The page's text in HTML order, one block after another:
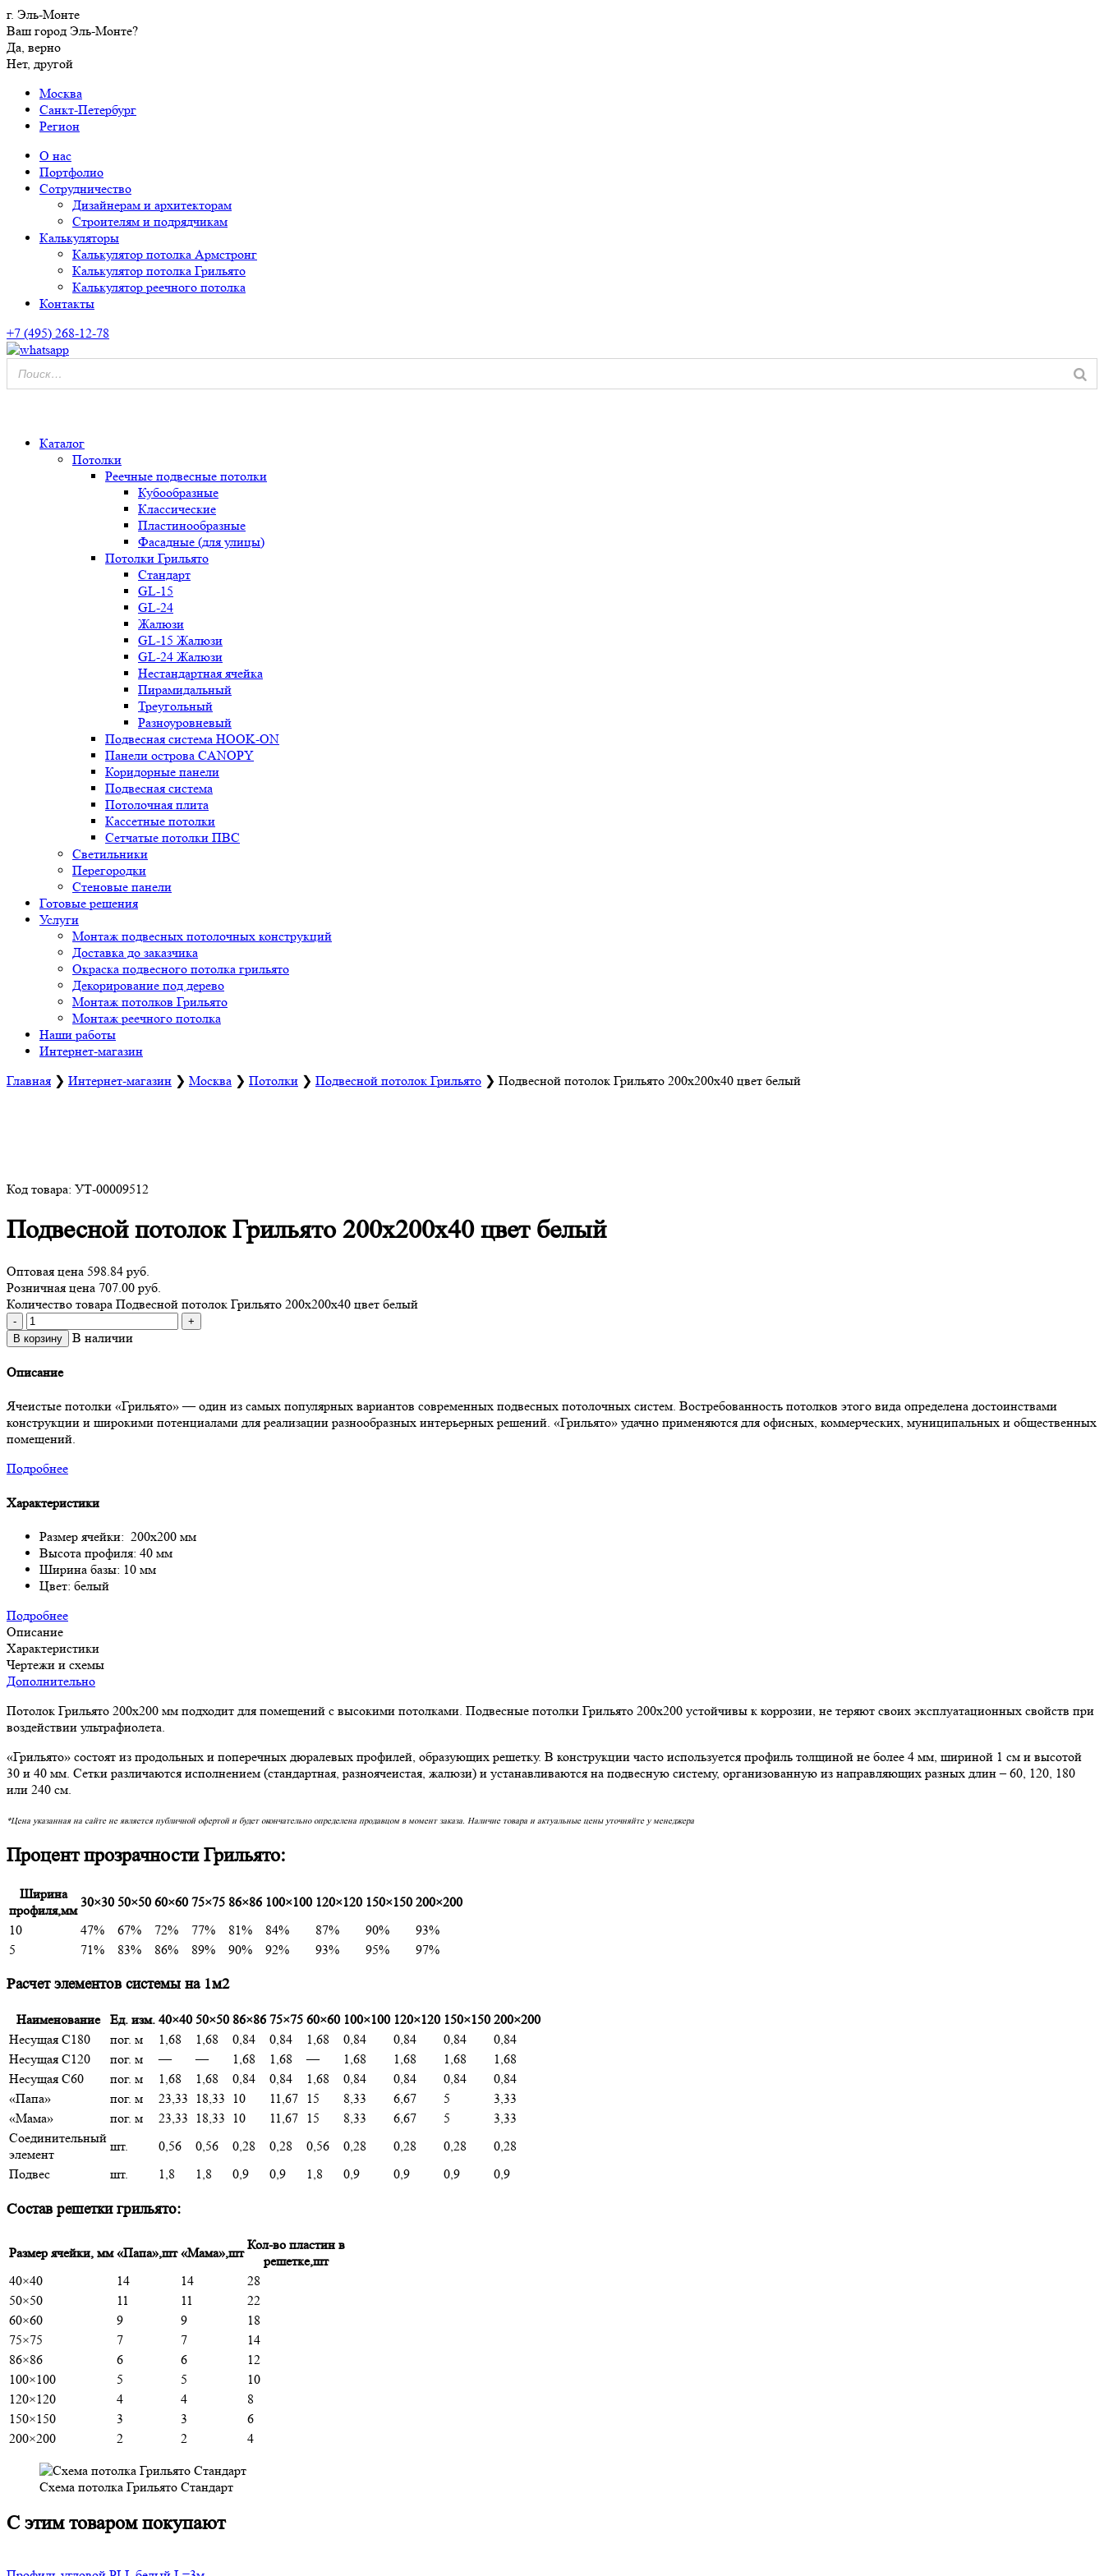
г. Эль-Монте
Ваш город Эль-Монте?
Да, верно
Нет, другой
Москва
Санкт-Петербург
Регион
О нас
Портфолио
Сотрудничество
Дизайнерам и архитекторам
Строителям и подрядчикам
Калькуляторы
Калькулятор потолка Армстронг
Калькулятор потолка Грильято
Калькулятор реечного потолка
Контакты
+7 (495) 268-12-78
Каталог
Потолки
Реечные подвесные потолки
Кубообразные
Классические
Пластинообразные
Фасадные (для улицы)
Потолки Грильято
Стандарт
GL-15
GL-24
Жалюзи
GL-15 Жалюзи
GL-24 Жалюзи
Нестандартная ячейка
Пирамидальный
Треугольный
Разноуровневый
Подвесная система HOOK-ON
Панели острова CANOPY
Коридорные панели
Подвесная система
Потолочная плита
Кассетные потолки
Сетчатые потолки ПВС
Светильники
Перегородки
Стеновые панели
Готовые решения
Услуги
Монтаж подвесных потолочных конструкций
Доставка до заказчика
Окраска подвесного потолка грильято
Декорирование под дерево
Монтаж потолков Грильято
Монтаж реечного потолка
Наши работы
Интернет-магазин
Главная ❯ Интернет-магазин ❯ Москва ❯ Потолки ❯ Подвесной потолок Грильято ❯ Подвесной потолок Грильято 200х200х40 цвет белый
Код товара: УТ-00009512
Подвесной потолок Грильято 200х200х40 цвет белый
Оптовая цена 598.84 руб.
Розничная цена 707.00 руб.
Количество товара Подвесной потолок Грильято 200х200х40 цвет белый
-
+
В корзину
В наличии
Описание
Ячеистые потолки «Грильято» — один из самых популярных вариантов современных подвесных потолочных систем. Востребованность потолков этого вида определена достоинствами
конструкции и широкими потенциалами для реализации разнообразных интерьерных решений. «Грильято» удачно применяются для офисных, коммерческих, муниципальных и общественных
помещений.
Подробнее
Характеристики
Размер ячейки: 200х200 мм
Высота профиля: 40 мм
Ширина базы: 10 мм
Цвет: белый
Подробнее
Описание
Характеристики
Чертежи и схемы
Дополнительно
Потолок Грильято 200х200 мм подходит для помещений с высокими потолками. Подвесные потолки Грильято 200х200 устойчивы к коррозии, не теряют своих эксплуатационных свойств при
воздействии ультрафиолета.
«Грильято» состоят из продольных и поперечных дюралевых профилей, образующих решетку. В конструкции часто используется профиль толщиной не более 4 мм, шириной 1 см и высотой
30 и 40 мм. Сетки различаются исполнением (стандартная, разноячеистая, жалюзи) и устанавливаются на подвесную систему, организованную из направляющих разных длин – 60, 120, 180
или 240 см.
*Цена указанная на сайте не является публичной офертой и будет окончательно определена продавцом в момент заказа. Наличие товара и актуальные цены уточняйте у менеджера
Процент прозрачности Грильято:
Ширина
профиля,мм
30×30 50×50 60×60 75×75 86×86 100×100 120×120 150×150 200×200
10
47% 67% 72% 77% 81% 84% 87% 90%
93%
5
71% 83% 86% 89% 90% 92% 93% 95% 97%
Расчет элементов системы на 1м2
Наименование Ед. изм. 40×40 50×50 86×86 75×75 60×60 100×100 120×120 150×150 200×200
Несущая С180
пог. м 1,68 1,68 0,84 0,84 1,68 0,84 0,84 0,84
0,84
Несущая С120
пог. м — — 1,68 1,68 — 1,68 1,68 1,68
1,68
Несущая С60
пог. м 1,68 1,68 0,84 0,84 1,68 0,84 0,84 0,84
0,84
«Папа»
пог. м 23,33 18,33 10 11,67 15 8,33 6,67 5
3,33
«Мама»
пог. м 23,33 18,33 10 11,67 15 8,33 6,67 5
3,33
Соединительный
элемент
шт. 0,56 0,56 0,28 0,28 0,56 0,28 0,28 0,28
0,28
Подвес
шт. 1,8 1,8 0,9 0,9 1,8 0,9 0,9 0,9 0,9
Состав решетки грильято:
Размер ячейки, мм «Папа»,шт «Мама»,шт
Кол-во пластин в
решетке,шт
40×40
14 14
28
50×50
11 11
22
60×60
9 9
18
75×75
7 7
14
86×86
6 6
12
100×100
5 5
10
120×120
4 4
8
150×150
3 3
6
200×200
2 2 4
Схема потолка Грильято Стандарт
С этим товаром покупают